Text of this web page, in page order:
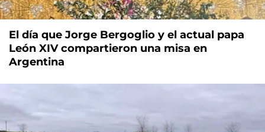
El día que Jorge Bergoglio y el actual papa
León XIV compartieron una misa en
Argentina